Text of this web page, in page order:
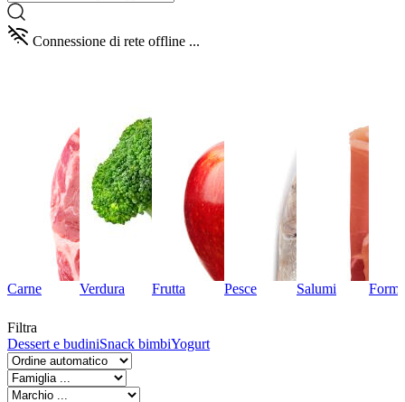
Connessione di rete offline ...
Carne Verdura Frutta Pesce Salumi
Filtra
Dessert e budiniSnack bimbiYogurt